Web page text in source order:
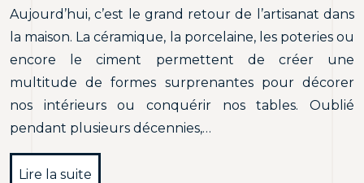
Aujourd’hui, c’est le grand retour de l’artisanat dans
la maison. La céramique, la porcelaine, les poteries ou
encore le ciment permettent de créer une
multitude de formes surprenantes pour décorer
nos intérieurs ou conquérir nos tables. Oublié
pendant plusieurs décennies,…
Lire la suite